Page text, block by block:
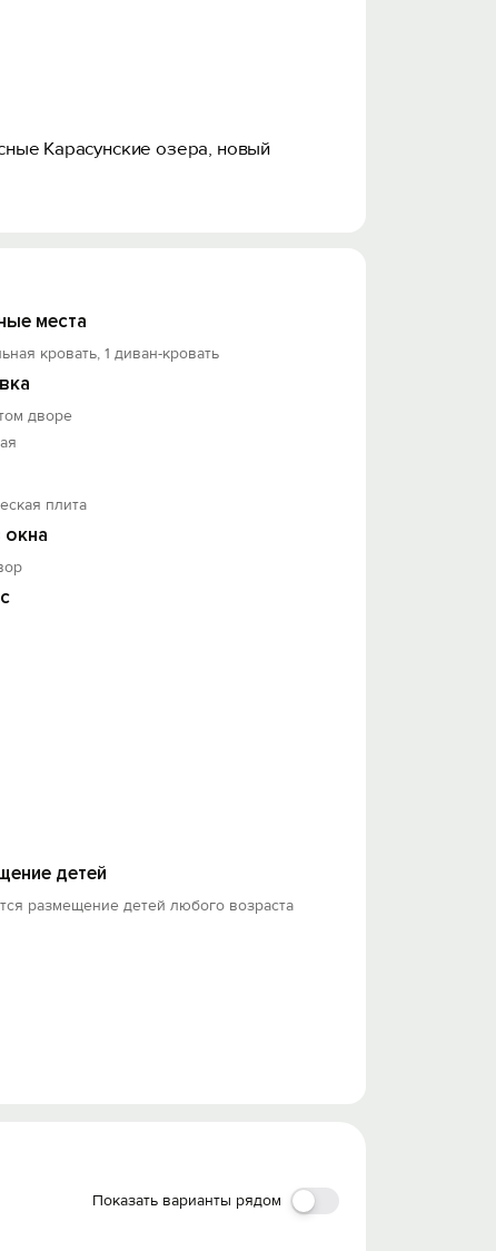
Карасунские озера, новый
в любую часть города: ж/д
от дома!
места
кровать, 1 диван-кровать
дворе
плита
окна
детей
размещение детей любого возраста
Показать варианты рядом